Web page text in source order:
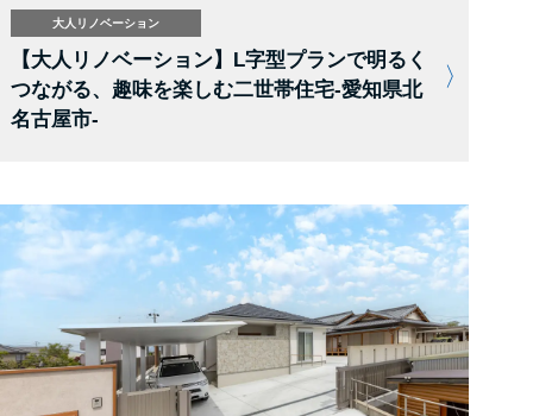
大人リノベーション
【大人リノベーション】L字型プランで明るく
つながる、趣味を楽しむ二世帯住宅-愛知県北
名古屋市-